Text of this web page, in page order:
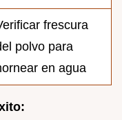
frescura
polvo para
en agua